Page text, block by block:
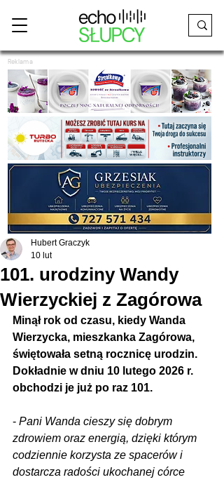
Reklama
101. urodziny Wandy
Wierzyckiej z Zagórowa
Hubert Graczyk
10 lut
Minął rok od czasu, kiedy Wanda
Wierzycka, mieszkanka Zagórowa,
świętowała setną rocznicę urodzin.
Dokładnie w dniu 10 lutego 2026 r.
obchodzi je już po raz 101.
- Pani Wanda cieszy się dobrym
zdrowiem oraz energią, dzięki którym
codziennie korzysta ze spacerów i
dostarcza radości ukochanej córce